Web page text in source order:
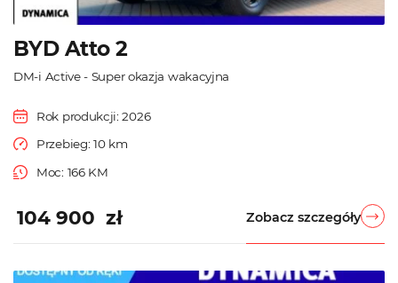
BYD Atto 2
DM-i Active - Super okazja wakacyjna
Rok produkcji: 2026
Przebieg: 10 km
Moc: 166 KM
104 900 zł Zobacz szczegóły